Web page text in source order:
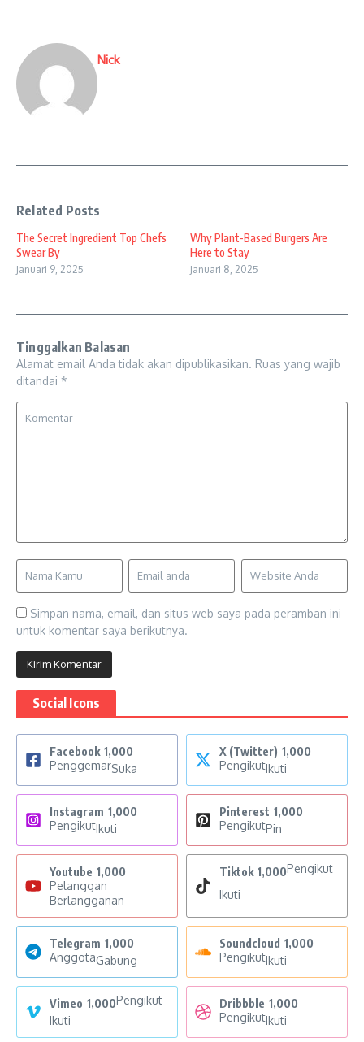
Nick
Related Posts
The Secret Ingredient Top Chefs
Swear By
Januari 9, 2025
Why Plant-Based Burgers Are
Here to Stay
Januari 8, 2025
Tinggalkan Balasan
Alamat email Anda tidak akan dipublikasikan. Ruas yang wajib
ditandai *
Simpan nama, email, dan situs web saya pada peramban ini
untuk komentar saya berikutnya.
Social Icons
Facebook 1,000
PenggemarSuka
X (Twitter) 1,000
PengikutIkuti
Instagram 1,000
PengikutIkuti
Pinterest 1,000
PengikutPin
Youtube 1,000
Pelanggan
Berlangganan
Tiktok 1,000Pengikut
Ikuti
Telegram 1,000
AnggotaGabung
Soundcloud 1,000
PengikutIkuti
Vimeo 1,000Pengikut
Ikuti
Dribbble 1,000
PengikutIkuti